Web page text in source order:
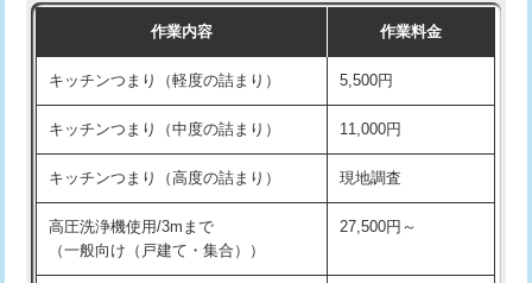
排水管工事（土の掘削・埋め戻し作
11,000円~
排水管工事（排水管工事/3ｍまで） 55,000円
排水管工事（追加 排水管工事/3ｍ超
+11,000円
マス交換（土の掘削・埋め戻し作業）
マス交換（深さ50㎝未満）
式・ワンホール）)
交換・取付(排水栓・排水トラップ
22,000円+材料費
持込商品取付（単水栓）
作業内容 作業料金
キッチンつまり（軽度の詰まり） 5,500円
キッチンつまり（中度の詰まり） 11,000円
キッチンつまり（高度の詰まり） 現地調査
高圧洗浄機使用/3mまで
（一般向け（戸建て・集合））
27,500円～